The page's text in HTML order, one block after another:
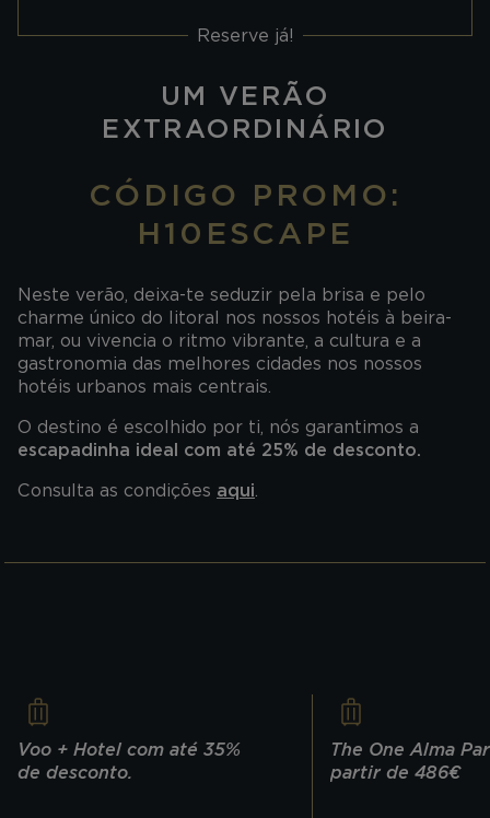
Reserve já!
UM VERÃO
EXTRAORDINÁRIO
CÓDIGO PROMO:
H10ESCAPE
Neste verão, deixa-te seduzir pela brisa e pelo
charme único do litoral nos nossos hotéis à beira-
mar, ou vivencia o ritmo vibrante, a cultura e a
gastronomia das melhores cidades nos nossos
hotéis urbanos mais centrais.
O destino é escolhido por ti, nós garantimos a
escapadinha ideal com até 25% de desconto.
Consulta as condições aqui.
Voo + Hotel com até 35%
de desconto.
The One Alma
partir de 486€